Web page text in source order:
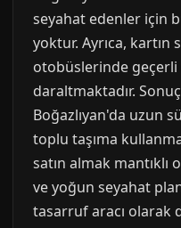
seyahat edenler için
yoktur. Ayrıca, kartın
otobüslerinde geçerli
daraltmaktadır.
Boğazlıyan'da uzun
toplu taşıma
satın almak mantıklı
ve yoğun seyahat
tasarruf aracı olarak